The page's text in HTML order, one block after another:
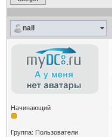
nail
Начинающий
Группа: Пользователи